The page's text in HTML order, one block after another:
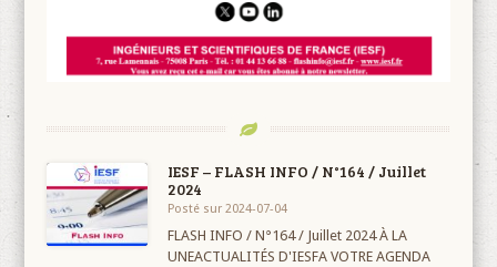
IESF – FLASH INFO / N°164 / Juillet
2024
Posté sur 2024-07-04
FLASH INFO / N°164 / Juillet 2024 À LA
UNEACTUALITÉS D'IESFA VOTRE AGENDA